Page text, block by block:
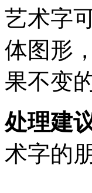
艺术字
体图形
果不变
处理建
术字的